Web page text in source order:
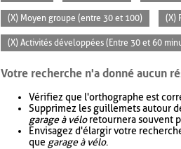
(X) Moyen groupe (entre 30 et 100) (X)
(X) Activités développées (Entre 30 et 60
Votre recherche n'a donné aucun
Vérifiez que l'orthographe est
Supprimez les guillemets autour
garage à véloretournera souvent
Envisagez d'élargir votre
que garage à vélo.